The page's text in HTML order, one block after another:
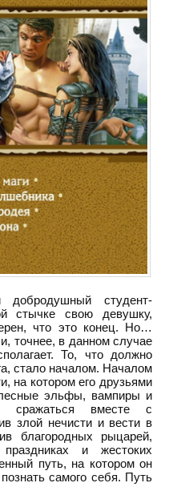
студент-
стычке свою девушку,
что это конец. Но…
точнее, в данном случае
То, что должно
стало началом. Началом
на котором его друзьями
эльфы, вампиры и
вместе с
злой нечисти и вести в
благородных рыцарей,
и жестоких
путь, на котором он
самого себя. Путь